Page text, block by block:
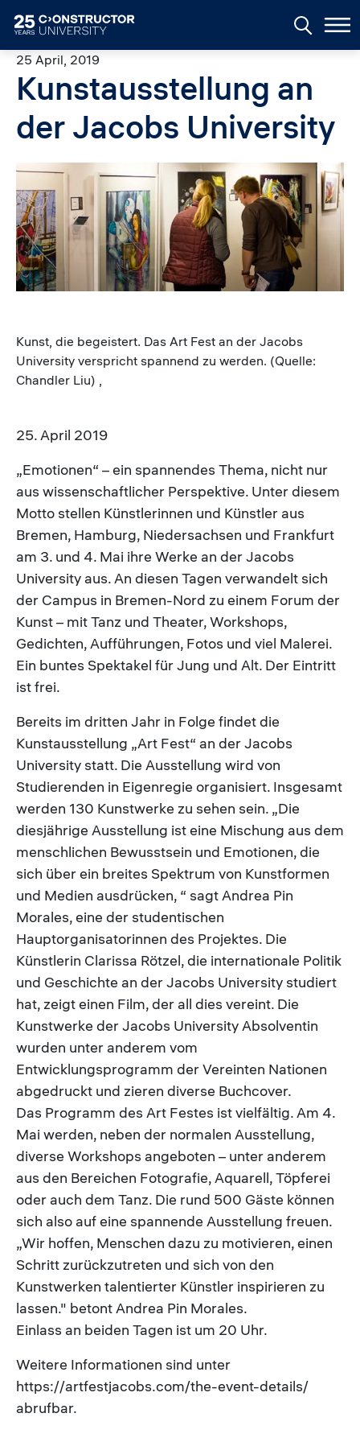
25 April, 2019
Kunstausstellung an
der Jacobs University
Image
Kunst, die begeistert. Das Art Fest an der Jacobs
University verspricht spannend zu werden. (Quelle:
Chandler Liu) ,
25. April 2019
„Emotionen“ – ein spannendes Thema, nicht nur
aus wissenschaftlicher Perspektive. Unter diesem
Motto stellen Künstlerinnen und Künstler aus
Bremen, Hamburg, Niedersachsen und Frankfurt
am 3. und 4. Mai ihre Werke an der Jacobs
University aus. An diesen Tagen verwandelt sich
der Campus in Bremen-Nord zu einem Forum der
Kunst – mit Tanz und Theater, Workshops,
Gedichten, Aufführungen, Fotos und viel Malerei.
Ein buntes Spektakel für Jung und Alt. Der Eintritt
ist frei.
Bereits im dritten Jahr in Folge findet die
Kunstausstellung „Art Fest“ an der Jacobs
University statt. Die Ausstellung wird von
Studierenden in Eigenregie organisiert. Insgesamt
werden 130 Kunstwerke zu sehen sein. „Die
diesjährige Ausstellung ist eine Mischung aus dem
menschlichen Bewusstsein und Emotionen, die
sich über ein breites Spektrum von Kunstformen
und Medien ausdrücken, “ sagt Andrea Pin
Morales, eine der studentischen
Hauptorganisatorinnen des Projektes. Die
Künstlerin Clarissa Rötzel, die internationale Politik
und Geschichte an der Jacobs University studiert
hat, zeigt einen Film, der all dies vereint. Die
Kunstwerke der Jacobs University Absolventin
wurden unter anderem vom
Entwicklungsprogramm der Vereinten Nationen
abgedruckt und zieren diverse Buchcover.
Das Programm des Art Festes ist vielfältig. Am 4.
Mai werden, neben der normalen Ausstellung,
diverse Workshops angeboten – unter anderem
aus den Bereichen Fotografie, Aquarell, Töpferei
oder auch dem Tanz. Die rund 500 Gäste können
sich also auf eine spannende Ausstellung freuen.
„Wir hoffen, Menschen dazu zu motivieren, einen
Schritt zurückzutreten und sich von den
Kunstwerken talentierter Künstler inspirieren zu
lassen." betont Andrea Pin Morales.
Einlass an beiden Tagen ist um 20 Uhr.
Weitere Informationen sind unter
https://artfestjacobs.com/the-event-details/
abrufbar.